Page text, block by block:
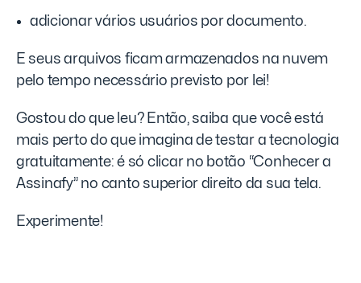
adicionar vários usuários por documento.
E seus arquivos ficam armazenados na nuvem
pelo tempo necessário previsto por lei!
Gostou do que leu? Então, saiba que você está
mais perto do que imagina de testar a tecnologia
gratuitamente: é só clicar no botão “Conhecer a
Assinafy” no canto superior direito da sua tela.
Experimente!